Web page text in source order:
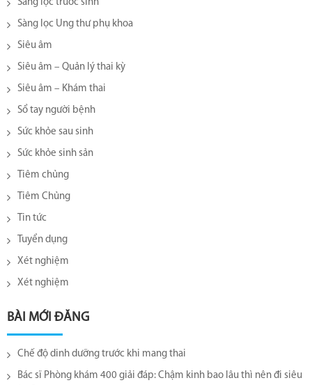
Sàng lọc trước sinh
Sàng lọc Ung thư phụ khoa
Siêu âm
Siêu âm – Quản lý thai kỳ
Siêu âm – Khám thai
Sổ tay người bệnh
Sức khỏe sau sinh
Sức khỏe sinh sản
Tiêm chủng
Tiêm Chủng
Tin tức
Tuyển dụng
Xét nghiệm
Xét nghiệm
BÀI MỚI ĐĂNG
Chế độ dinh dưỡng trước khi mang thai
Bác sĩ Phòng khám 400 giải đáp: Chậm kinh bao lâu thì nên đi siêu